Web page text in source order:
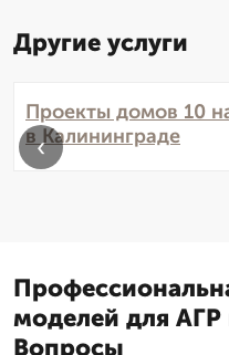
Другие услуги
Проекты домов 10
в Калининграде
‹
моделей для АГР
Вопросы